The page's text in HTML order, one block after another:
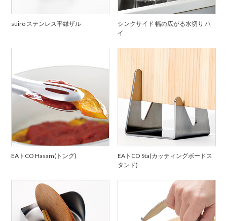
suiro ステンレス平縁ザル
シンクサイド 幅の広がる水切り ハ
イ
EAトCO Hasam(トング)
EAトCO Sta(カッティングボードス
タンド)